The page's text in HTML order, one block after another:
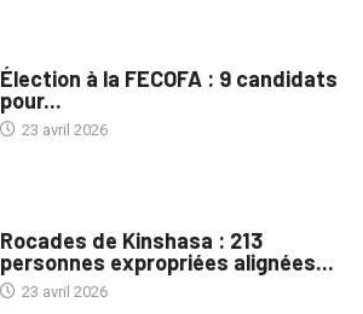
Élection à la FECOFA : 9 candidats
pour...
23 avril 2026
Rocades de Kinshasa : 213
personnes expropriées alignées...
23 avril 2026